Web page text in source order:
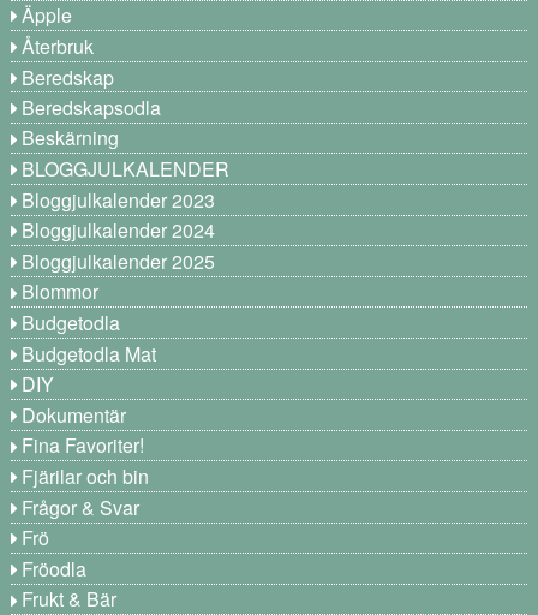
Äpple
Återbruk
Beredskap
Beredskapsodla
Beskärning
BLOGGJULKALENDER
Bloggjulkalender 2023
Bloggjulkalender 2024
Bloggjulkalender 2025
Blommor
Budgetodla
Budgetodla Mat
DIY
Dokumentär
Fina Favoriter!
Fjärilar och bin
Frågor & Svar
Frö
Fröodla
Frukt & Bär